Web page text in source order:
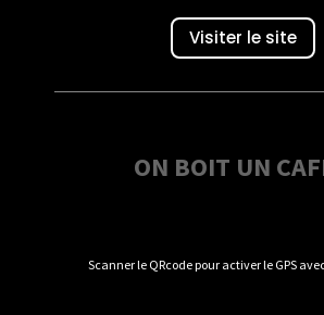
Visiter le site
ON BOIT UN
Scanner le QRcode pour activer le GPS